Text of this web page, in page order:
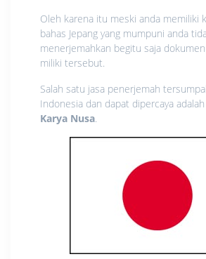
Oleh karena itu meski anda memiliki
bahas Jepang yang mumpuni anda
menerjemahkan begitu saja
miliki tersebut.
Salah satu jasa penerjemah
Indonesia dan dapat dipercaya adalah
Karya Nusa.